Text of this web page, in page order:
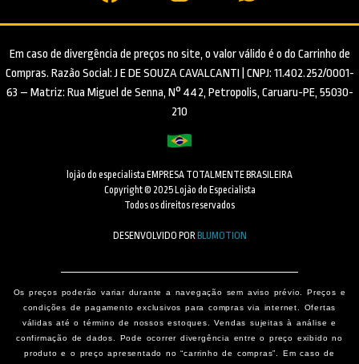
Em caso de divergência de preços no site, o valor válido é o do Carrinho de
Compras. Razão Social: J E DE SOUZA CAVALCANTI | CNPJ: 11.402.252/0001-
63 – Matriz: Rua Miguel de Senna, N° 442, Petropolis, Caruaru-PE, 55030-
210
lojão do especialista EMPRESA TOTALMENTE BRASILEIRA
Copyright © 2025 Lojão do Especialista
Todos os direitos reservados
DESENVOLVIDO POR BLUMOTION
Os preços poderão variar durante a navegação sem aviso prévio. Preços e
condições de pagamento exclusivos para compras via internet. Ofertas
válidas até o término de nossos estoques. Vendas sujeitas à análise e
confirmação de dados. Pode ocorrer divergência entre o preço exibido no
produto e o preço apresentado no “carrinho de compras”. Em caso de